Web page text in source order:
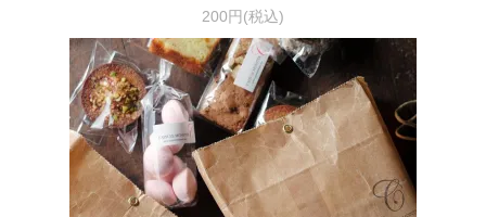
200円(税込)